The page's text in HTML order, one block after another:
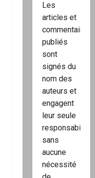
Les
articles et
commentaires
publiés
sont
signés du
nom des
auteurs et
engagent
leur seule
responsabilité,
sans
aucune
nécessité